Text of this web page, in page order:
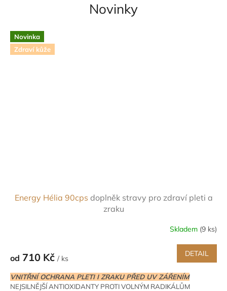
Novinky
Novinka
Zdraví kůže
Energy Hélia 90cps doplněk stravy pro zdraví pleti a
zraku
Skladem (9 ks)
od 710 Kč / ks
DETAIL
VNITŘNÍ OCHRANA PLETI I ZRAKU PŘED UV ZÁŘENÍM
NEJSILNĚJŠÍ ANTIOXIDANTY PROTI VOLNÝM RADIKÁLŮM